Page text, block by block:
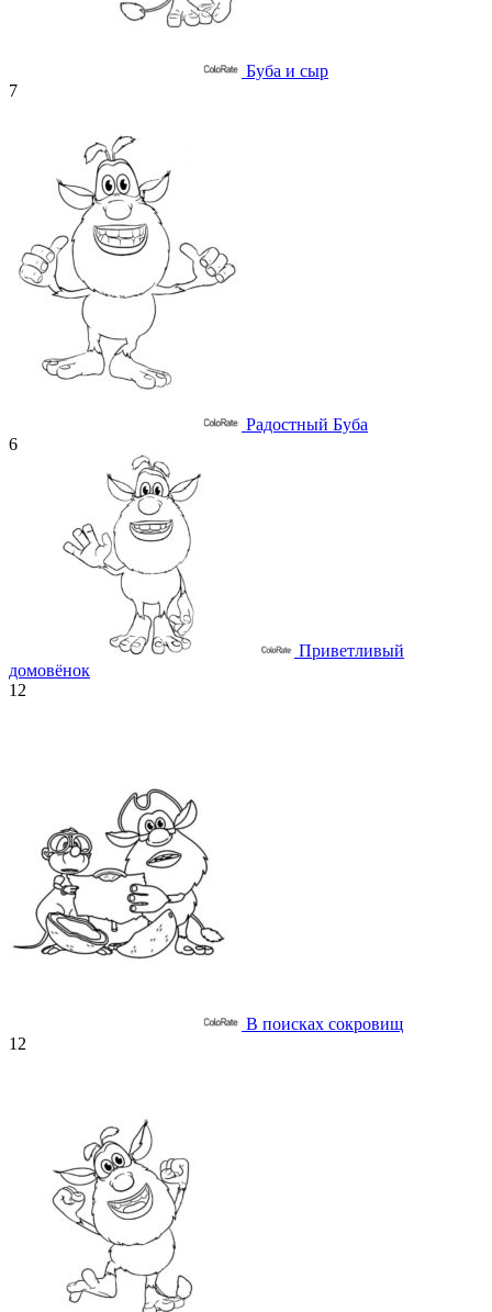
Буба и сыр
7
Радостный Буба
6
Приветливый
домовёнок
12
В поисках сокровищ
12